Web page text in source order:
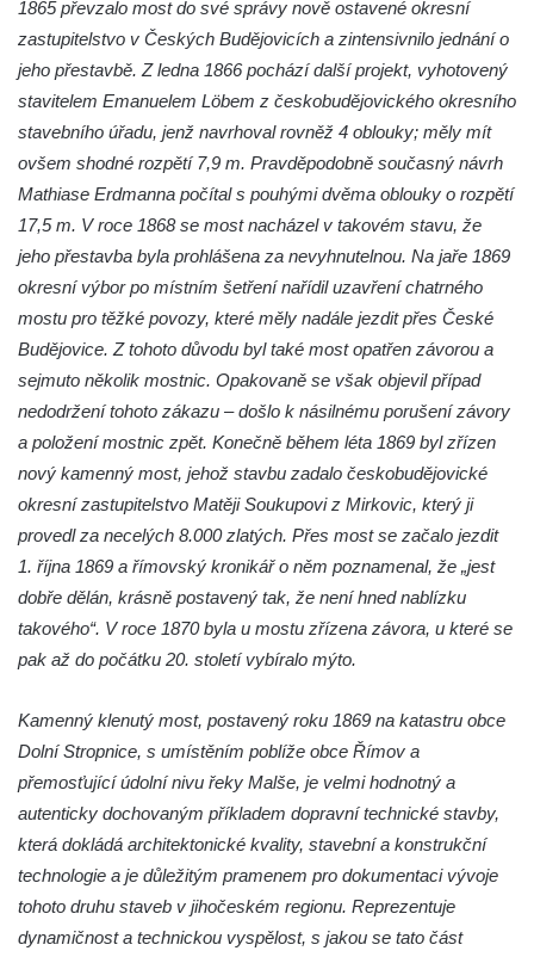
Ovčí most u Tisové v Krušných horách
Silniční most v Horní ulici v Českém
Krumlově
1865 převzalo most do své správy nově ostavené okresní
zastupitelstvo v Českých Budějovicích a zintensivnilo jednání o
jeho přestavbě. Z ledna 1866 pochází další projekt, vyhotovený
stavitelem Emanuelem Löbem z českobudějovického okresního
stavebního úřadu, jenž navrhoval rovněž 4 oblouky; měly mít
ovšem shodné rozpětí 7,9 m. Pravděpodobně současný návrh
Mathiase Erdmanna počítal s pouhými dvěma oblouky o rozpětí
17,5 m. V roce 1868 se most nacházel v takovém stavu, že
jeho přestavba byla prohlášena za nevyhnutelnou. Na jaře 1869
okresní výbor po místním šetření nařídil uzavření chatrného
mostu pro těžké povozy, které měly nadále jezdit přes České
Budějovice. Z tohoto důvodu byl také most opatřen závorou a
sejmuto několik mostnic. Opakovaně se však objevil případ
nedodržení tohoto zákazu – došlo k násilnému porušení závory
a položení mostnic zpět. Konečně během léta 1869 byl zřízen
nový kamenný most, jehož stavbu zadalo českobudějovické
okresní zastupitelstvo Matěji Soukupovi z Mirkovic, který ji
provedl za necelých 8.000 zlatých. Přes most se začalo jezdit
1. října 1869 a římovský kronikář o něm poznamenal, že „jest
dobře dělán, krásně postavený tak, že není hned nablízku
takového“. V roce 1870 byla u mostu zřízena závora, u které se
pak až do počátku 20. století vybíralo mýto.
Kamenný klenutý most, postavený roku 1869 na katastru obce
Dolní Stropnice, s umístěním poblíže obce Římov a
přemosťující údolní nivu řeky Malše, je velmi hodnotný a
autenticky dochovaným příkladem dopravní technické stavby,
která dokládá architektonické kvality, stavební a konstrukční
technologie a je důležitým pramenem pro dokumentaci vývoje
tohoto druhu staveb v jihočeském regionu. Reprezentuje
dynamičnost a technickou vyspělost, s jakou se tato část